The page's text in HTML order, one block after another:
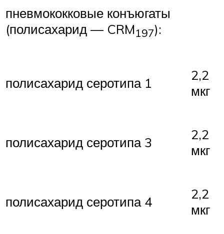
пневмококковые конъюгаты
(полисахарид — CRM197):
полисахарид серотипа 1
2,2
мкг
полисахарид серотипа 3
2,2
мкг
полисахарид серотипа 4
2,2
мкг